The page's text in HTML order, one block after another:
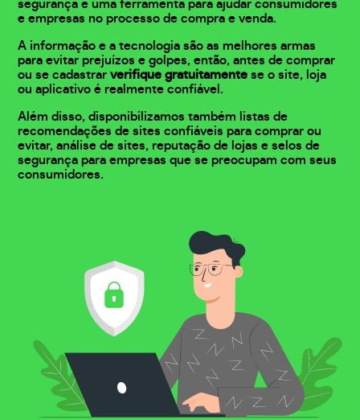
segurança e uma ferramenta para ajudar consumidores
e empresas no processo de compra e venda.
A informação e a tecnologia são as melhores armas
para evitar prejuízos e golpes, então, antes de comprar
ou se cadastrarverifique gratuitamente se o site, loja
ou aplicativo é realmente confiável.
Além disso, disponibilizamos também listas de
recomendações de sites confiáveis para comprar ou
evitar, análise de sites, reputação de lojas e selos de
segurança para empresas que se preocupam com seus
consumidores.